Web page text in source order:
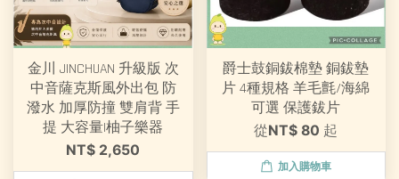
金川 JINCHUAN 升級版 次
中音薩克斯風外出包 防
潑水 加厚防撞 雙肩背 手
提 大容量|柚子樂器
NT$ 2,650
爵士鼓銅鈸棉墊 銅鈸墊
片 4種規格 羊毛氈/海綿
可選 保護鈸片
從NT$ 80 起
加入購物車